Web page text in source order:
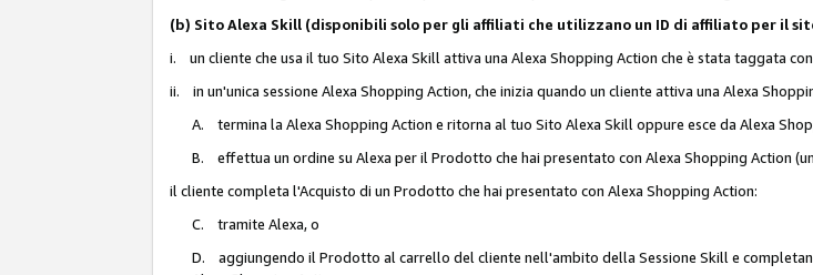
(b) Sito Alexa Skill (disponibili solo per gli affiliati che utilizzano un ID di affiliato per il
i. un cliente che usa il tuo Sito Alexa Skill attiva una Alexa Shopping Action che è stata taggata
ii. in un'unica sessione Alexa Shopping Action, che inizia quando un cliente attiva una Alexa
A. termina la Alexa Shopping Action e ritorna al tuo Sito Alexa Skill oppure esce da Alexa
B. effettua un ordine su Alexa per il Prodotto che hai presentato con Alexa Shopping Action
il cliente completa l'Acquisto di un Prodotto che hai presentato con Alexa Shopping Action:
C. tramite Alexa, o
D. aggiungendo il Prodotto al carrello del cliente nell'ambito della Sessione Skill e